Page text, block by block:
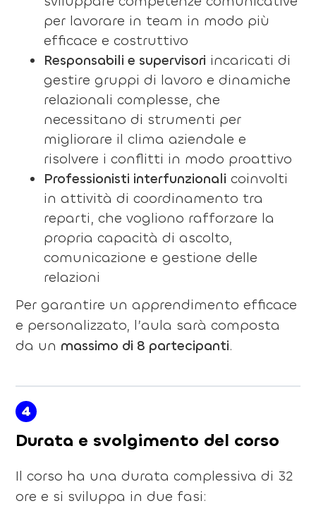
per lavorare in team in modo più
efficace e costruttivo
Responsabili e supervisori incaricati di
gestire gruppi di lavoro e dinamiche
relazionali complesse, che
necessitano di strumenti per
migliorare il clima aziendale e
risolvere i conflitti in modo proattivo
Professionisti interfunzionali coinvolti
in attività di coordinamento tra
reparti, che vogliono rafforzare la
propria capacità di ascolto,
comunicazione e gestione delle
relazioni
Per garantire un apprendimento efficace
e personalizzato, l’aula sarà composta
da un massimo di 8 partecipanti.
4
Durata e svolgimento del corso
Il corso ha una durata complessiva di 32
ore e si sviluppa in due fasi: